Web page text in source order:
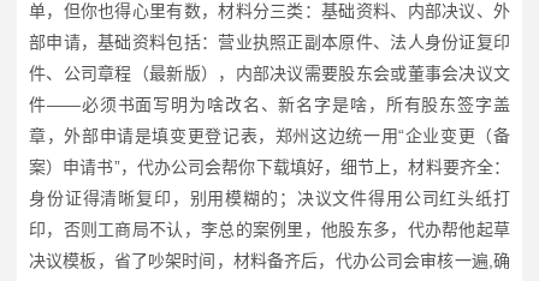
单，但你也得心里有数，材料分三类：基础资料、内部决议、外
部申请，基础资料包括：营业执照正副本原件、法人身份证复印
件、公司章程（最新版），内部决议需要股东会或董事会决议文
件——必须书面写明为啥改名、新名字是啥，所有股东签字盖
章，外部申请是填变更登记表，郑州这边统一用“企业变更（备
案）申请书”，代办公司会帮你下载填好，细节上，材料要齐全：
身份证得清晰复印，别用模糊的；决议文件得用公司红头纸打
印，否则工商局不认，李总的案例里，他股东多，代办帮他起草
决议模板，省了吵架时间，材料备齐后，代办公司会审核一遍,确